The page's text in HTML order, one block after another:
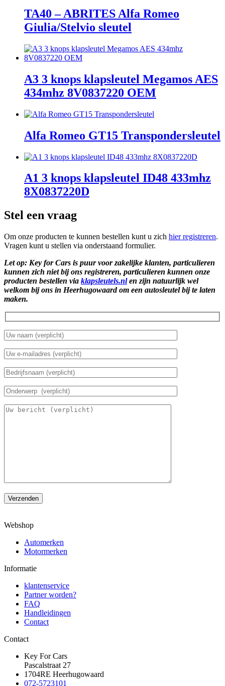
TA40 – ABRITES Alfa Romeo
Giulia/Stelvio sleutel
A3 3 knops klapsleutel Megamos AES
434mhz 8V0837220 OEM
Alfa Romeo GT15 Transpondersleutel
A1 3 knops klapsleutel ID48 433mhz
8X0837220D
Stel een vraag
Om onze producten te kunnen bestellen kunt u zich hier registreren.
Vragen kunt u stellen via onderstaand formulier.
Let op: Key for Cars is puur voor zakelijke klanten, particulieren
kunnen zich niet bij ons registreren, particulieren kunnen onze
producten bestellen via klapsleutels.nlen zijn natuurlijk wel
welkom bij ons in Heerhugowaard om een autosleutel bij te laten
maken.
Verzenden
Webshop
Automerken
Motormerken
Informatie
klantenservice
Partner worden?
FAQ
Handleidingen
Contact
Contact
Key For Cars
Pascalstraat 27
1704RE Heerhugowaard
072-5723101